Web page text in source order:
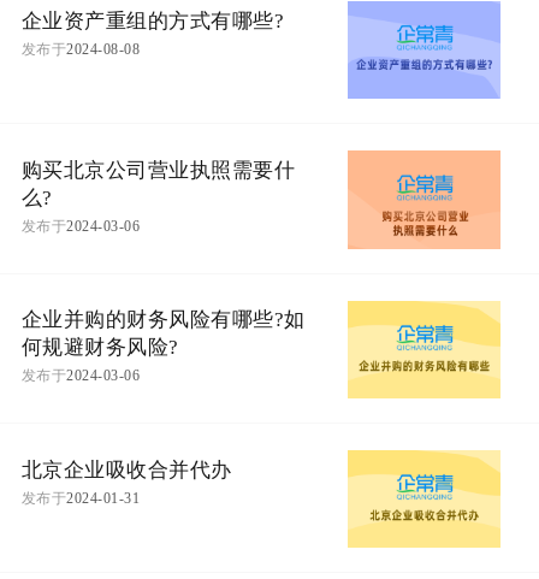
企业资产重组的方式有哪些?
发布于2024-08-08
购买北京公司营业执照需要什
么?
发布于2024-03-06
企业并购的财务风险有哪些?如
何规避财务风险?
发布于2024-03-06
北京企业吸收合并代办
发布于2024-01-31